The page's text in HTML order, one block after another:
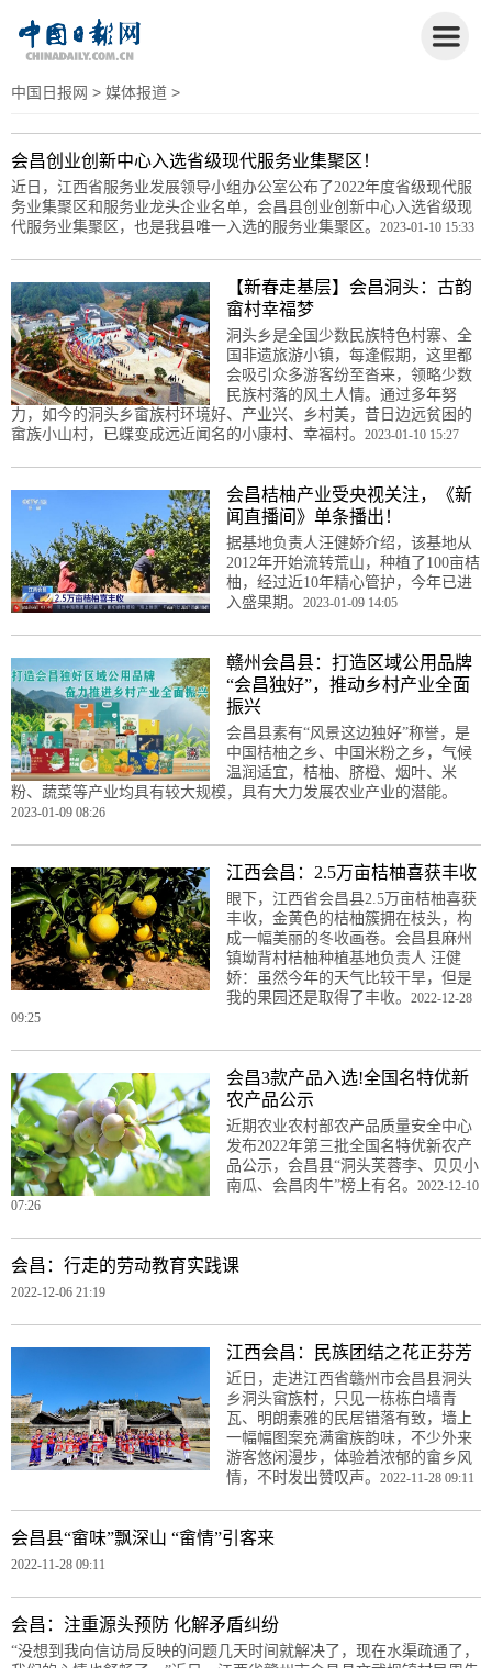
中国日报网 > 媒体报道 >
会昌创业创新中心入选省级现代服务业集聚区！
近日，江西省服务业发展领导小组办公室公布了2022年度省级现代服
务业集聚区和服务业龙头企业名单，会昌县创业创新中心入选省级现
代服务业集聚区，也是我县唯一入选的服务业集聚区。 2023-01-10 15:33
【新春走基层】会昌洞头：古韵
畲村幸福梦
洞头乡是全国少数民族特色村寨、全
国非遗旅游小镇，每逢假期，这里都
会吸引众多游客纷至沓来，领略少数
民族村落的风土人情。通过多年努
力，如今的洞头乡畲族村环境好、产业兴、乡村美，昔日边远贫困的
畲族小山村，已蝶变成远近闻名的小康村、幸福村。 2023-01-10 15:27
会昌桔柚产业受央视关注，《新
闻直播间》单条播出！
据基地负责人汪健娇介绍，该基地从
2012年开始流转荒山，种植了100亩桔
柚，经过近10年精心管护，今年已进
入盛果期。 2023-01-09 14:05
赣州会昌县：打造区域公用品牌
“会昌独好”，推动乡村产业全面
振兴
会昌县素有“风景这边独好”称誉，是
中国桔柚之乡、中国米粉之乡，气候
温润适宜，桔柚、脐橙、烟叶、米
粉、蔬菜等产业均具有较大规模，具有大力发展农业产业的潜能。
2023-01-09 08:26
江西会昌：2.5万亩桔柚喜获丰收
眼下，江西省会昌县2.5万亩桔柚喜获
丰收，金黄色的桔柚簇拥在枝头，构
成一幅美丽的冬收画卷。会昌县麻州
镇坳背村桔柚种植基地负责人 汪健
娇：虽然今年的天气比较干旱，但是
我的果园还是取得了丰收。 2022-12-28
09:25
会昌3款产品入选!全国名特优新
农产品公示
近期农业农村部农产品质量安全中心
发布2022年第三批全国名特优新农产
品公示，会昌县“洞头芙蓉李、贝贝小
南瓜、会昌肉牛”榜上有名。 2022-12-10
07:26
会昌：行走的劳动教育实践课
2022-12-06 21:19
江西会昌：民族团结之花正芬芳
近日，走进江西省赣州市会昌县洞头
乡洞头畲族村，只见一栋栋白墙青
瓦、明朗素雅的民居错落有致，墙上
一幅幅图案充满畲族韵味，不少外来
游客悠闲漫步，体验着浓郁的畲乡风
情，不时发出赞叹声。 2022-11-28 09:11
会昌县“畲味”飘深山 “畲情”引客来
2022-11-28 09:11
会昌：注重源头预防 化解矛盾纠纷
“没想到我向信访局反映的问题几天时间就解决了，现在水渠疏通了，